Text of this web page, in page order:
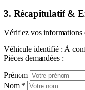
3. Récapitulatif &
Vérifiez vos informations
Véhicule identifié : À
Pièces demandées :
Prénom
Nom *